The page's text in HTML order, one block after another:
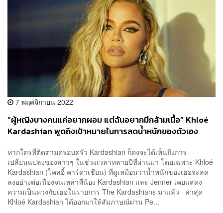
7 พฤศจิกายน 2022
“ผู้หญิงบางคนแค่อยากผอม แต่ฉันอยากมีกล้ามเนื้อ” Khloé
Kardashian พูดถึงเป้าหมายในการลดน้ำหนักของตัวเอง
หากใครที่ติดตามครอบครัว Kardashian ก็คงจะได้เห็นถึงการ
เปลี่ยนแปลงของสาวๆ ในช่วงเวลาหลายปีที่ผ่านมา โดยเฉพาะ Khloé
Kardashian (โคลอี้ คาร์ดาเชียน) ที่ดูเหมือนว่าน้ำหนักของเธอจะลด
ลงอย่างต่อเนื่องจนเหล่าพี่น้อง Kardashian และ Jenner เคยแสดง
ความเป็นห่วงกับเธอในรายการ The Kardashians มาแล้ว ล่าสุด
Khloé Kardashian ได้ออกมาให้สัมภาษณ์ผ่าน Pe...